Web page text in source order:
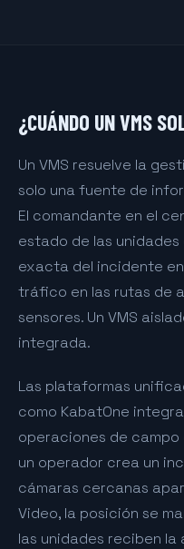
¿CUÁNDO UN VMS
Un VMS resuelve la
solo una fuente de
El comandante en el
estado de las
exacta del incidente en
tráfico en las rutas de
sensores. Un VMS
integrada.
Las plataformas
como KabatOne
operaciones de campo
un operador crea un
cámaras cercanas
Video, la posición se
las unidades reciben